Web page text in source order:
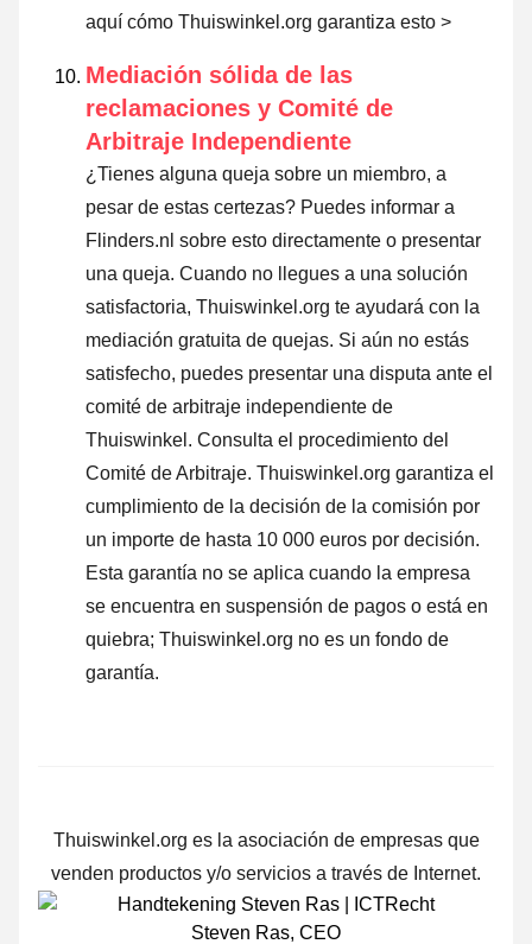
aquí cómo Thuiswinkel.org garantiza esto >
Mediación sólida de las
reclamaciones y Comité de
Arbitraje Independiente
¿Tienes alguna queja sobre un miembro, a
pesar de estas certezas? Puedes informar a
Flinders.nl sobre esto directamente o presentar
una queja. Cuando no llegues a una solución
satisfactoria, Thuiswinkel.org te ayudará con la
mediación gratuita de quejas. Si aún no estás
satisfecho, puedes presentar una disputa ante el
comité de arbitraje independiente de
Thuiswinkel. Consulta el procedimiento del
Comité de Arbitraje. Thuiswinkel.org garantiza el
cumplimiento de la decisión de la comisión por
un importe de hasta 10 000 euros por decisión.
Esta garantía no se aplica cuando la empresa
se encuentra en suspensión de pagos o está en
quiebra; Thuiswinkel.org no es un fondo de
garantía.
Thuiswinkel.org es la asociación de empresas que
venden productos y/o servicios a través de Internet.
Steven Ras, CEO